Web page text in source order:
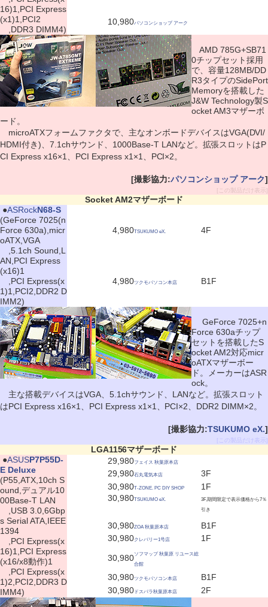
16)1,PCI Express
(x1)1,PCI2
,DDR3 DIMM4)
10,980パソコンショップ アーク
AMD 785G+SB71
0チップセット採用
で、容量128MB/DD
R3タイプのSidePort
Memoryを搭載した
J&W Technology製S
ocket AM3マザーボ
ード。
microATXフォームファクタで、主なオンボードデバイスはVGA(DVI/
HDMI付き)、7.1chサウンド、1000Base-T LANなど。拡張スロットはP
CI Express x16×1、PCI Express x1×1、PCI×2。
[撮影協力:パソコンショップ アーク]
[この製品だけ表示]
Socket AM2マザーボード
●ASRockN68-S
(GeForce 7025(n
Force 630a),micr
oATX,VGA
,5.1ch Sound,L
AN,PCI Express
(x16)1
,PCI Express(x
1)1,PCI2,DDR2 D
IMM2)
4,980TSUKUMO eX. 4F
4,980ツクモパソコン本店 B1F
GeForce 7025+n
Force 630aチップ
セットを搭載したS
ocket AM2対応micr
oATXマザーボー
ド。メーカーはASR
ock。
主な搭載デバイスはVGA、5.1chサウンド、LANなど。拡張スロット
はPCI Express x16×1、PCI Express x1×1、PCI×2、DDR2 DIMM×2。
[撮影協力:TSUKUMO eX.]
[この製品だけ表示]
LGA1156マザーボード
●ASUSP7P55D-
E Deluxe
(P55,ATX,10ch S
ound,デュアル10
00Base-T LAN
,USB 3.0,6Gbp
s Serial ATA,IEEE
1394
,PCI Express(x
16)1,PCI Express
(x16/x8動作)1
,PCI Express(x
1)2,PCI2,DDR3 D
IMM4)
29,980フェイス 秋葉原本店
29,980石丸電気本店
3F
30,980T-ZONE. PC DIY SHOP
1F
30,980TSUKUMO eX.
3F,期間限定で表示価格から7％
引き
30,980ZOA 秋葉原本店
B1F
30,980クレバリー1号店 1F
30,980ソフマップ 秋葉原 リユース総
合館
30,980ツクモパソコン本店
B1F
30,980 ドスパラ秋葉原本店 2F